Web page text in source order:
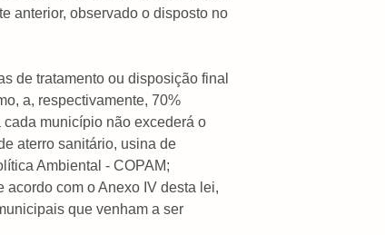
anterior, observado o disposto no
de tratamento ou disposição final
a, respectivamente, 70%
município não excederá o
aterro sanitário, usina de
Ambiental - COPAM;
com o Anexo IV desta lei,
que venham a ser